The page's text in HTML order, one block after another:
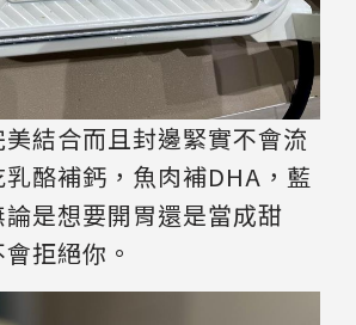
結合而且封邊緊實不會流
酪補鈣，魚肉補DHA，藍
是想要開胃還是當成甜
拒絕你。